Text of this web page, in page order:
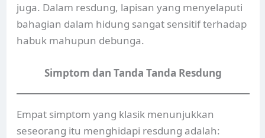
juga. Dalam resdung, lapisan yang menyelaputi
bahagian dalam hidung sangat sensitif terhadap
habuk mahupun debunga.
Simptom dan Tanda Tanda Resdung
Empat simptom yang klasik menunjukkan
seseorang itu menghidapi resdung adalah: